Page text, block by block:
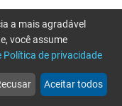
web
Notícias
more_horiz
Mais
a mais agradável
você assume
Política de privacidade
Aceitar todos
novamente